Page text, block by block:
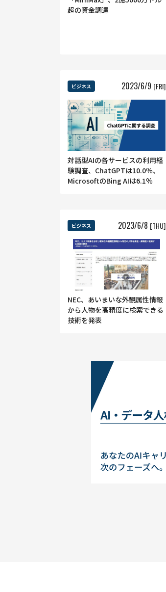
超の資金調達
ビジネス 2023/6/9 [FRI]
対話型AIの各サービスの利用経
験調査、ChatGPTは10.0％、
MicrosoftのBing AIは6.1％
ビジネス 2023/6/8 [THU]
NEC、あいまいな外観属性情報
から人物を高精度に検索できる
技術を発表